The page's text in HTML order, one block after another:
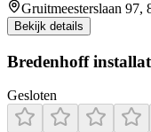
Gruitmeesterslaan
Bekijk details
Bredenhoff
Gesloten